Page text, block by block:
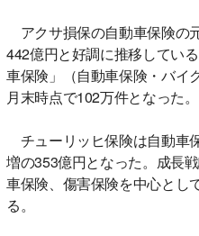
アクサ損保の自動車保険の
442億円と好調に推移してい
車保険」（自動車保険・バイ
月末時点で102万件となった。
チューリッヒ保険は自動車
増の353億円となった。成長
車保険、傷害保険を中心とし
る。